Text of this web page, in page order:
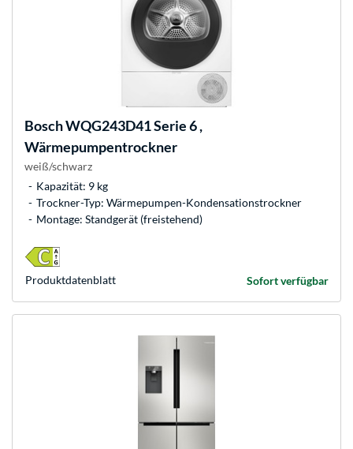
BoschWQG243D41 Serie 6 ,
Wärmepumpentrockner
weiß/schwarz
Kapazität: 9 kg
Trockner-Typ: Wärmepumpen-Kondensationstrockner
Montage: Standgerät (freistehend)
Sofort verfügbar
Produkt­datenblatt